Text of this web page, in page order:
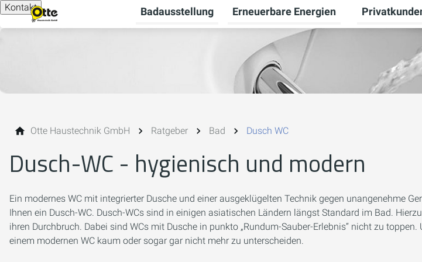
Kontakt Badausstellung Erneuerbare Energien
Untermenü
Otte Haustechnik GmbH Ratgeber Bad Dusch WC
Dusch-WC - hygienisch und modern
Ein modernes WC mit integrierter Dusche und einer ausgeklügelten Technik gegen unangenehme
Ihnen ein Dusch-WC. Dusch-WCs sind in einigen asiatischen Ländern längst Standard im Bad.
ihren Durchbruch. Dabei sind WCs mit Dusche in punkto „Rundum-Sauber-Erlebnis“ nicht zu
einem modernen WC kaum oder sogar gar nicht mehr zu unterscheiden.